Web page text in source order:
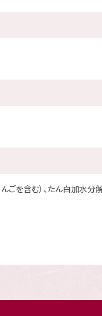
ごを含む）、たん白加水